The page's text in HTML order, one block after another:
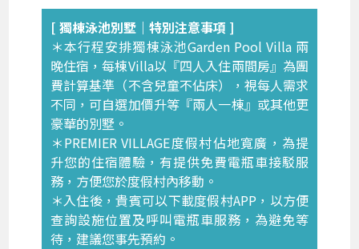
[ 獨棟泳池別墅｜特別注意事項 ]
＊本行程安排獨棟泳池Garden Pool Villa 兩
晚住宿，每棟Villa以『四人入住兩間房』為團
費計算基準（不含兒童不佔床），視每人需求
不同，可自選加價升等『兩人一棟』或其他更
豪華的別墅。
＊PREMIER VILLAGE度假村佔地寬廣，為提
升您的住宿體驗，有提供免費電瓶車接駁服
務，方便您於度假村內移動。
＊入住後，貴賓可以下載度假村APP，以方便
查詢設施位置及呼叫電瓶車服務，為避免等
待，建議您事先預約。